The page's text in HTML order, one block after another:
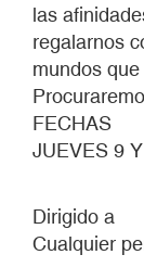
las
regalarnos
mundos
FECHAS
JUEVES 9
Dirigido a
Cualquier